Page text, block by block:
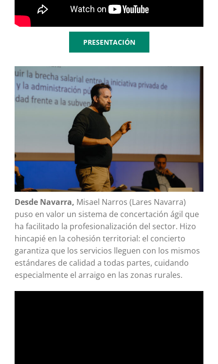
PRESENTACIÓN
Desde Navarra, Misael Narros (Lares Navarra)
puso en valor un sistema de concertación ágil que
ha facilitado la profesionalización del sector. Hizo
hincapié en la cohesión territorial: el concierto
garantiza que los servicios lleguen con los mismos
estándares de calidad a todas partes, cuidando
especialmente el arraigo en las zonas rurales.